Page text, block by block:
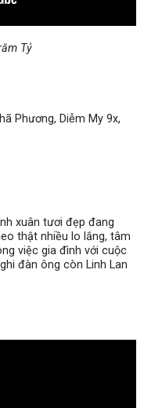
Tỷ
Phương, Diễm My 9x,
xuân tươi đẹp đang
thật nhiều lo lắng, tâm
việc gia đình với cuộc
đàn ông còn Linh Lan